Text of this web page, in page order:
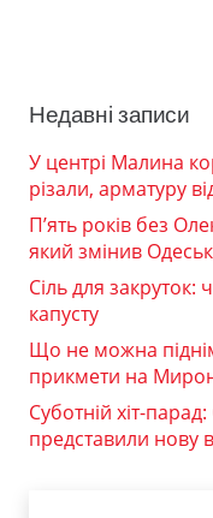
Недавні записи
У центрі Малина
різали, арматуру
П’ять років без
який змінив
Сіль для закруток:
капусту
Що не можна
прикмети на
Суботній хіт-
представили нову